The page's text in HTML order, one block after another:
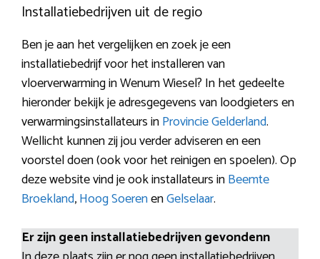
Installatiebedrijven uit de regio
Ben je aan het vergelijken en zoek je een
installatiebedrijf voor het installeren van
vloerverwarming in Wenum Wiesel? In het gedeelte
hieronder bekijk je adresgegevens van loodgieters en
verwarmingsinstallateurs inProvincie Gelderland.
Wellicht kunnen zij jou verder adviseren en een
voorstel doen (ook voor het reinigen en spoelen). Op
deze website vind je ook installateurs inBeemte
Broekland,Hoog SoerenenGelselaar.
Er zijn geen installatiebedrijven gevondenn